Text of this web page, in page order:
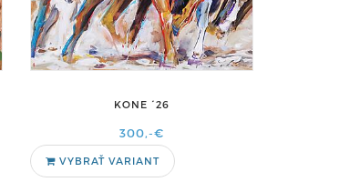
KONE ´26
300,-€
VYBRAŤ VARIANT